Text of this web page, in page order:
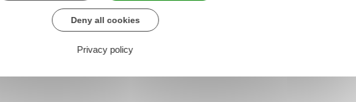
Deny all cookies
Privacy policy